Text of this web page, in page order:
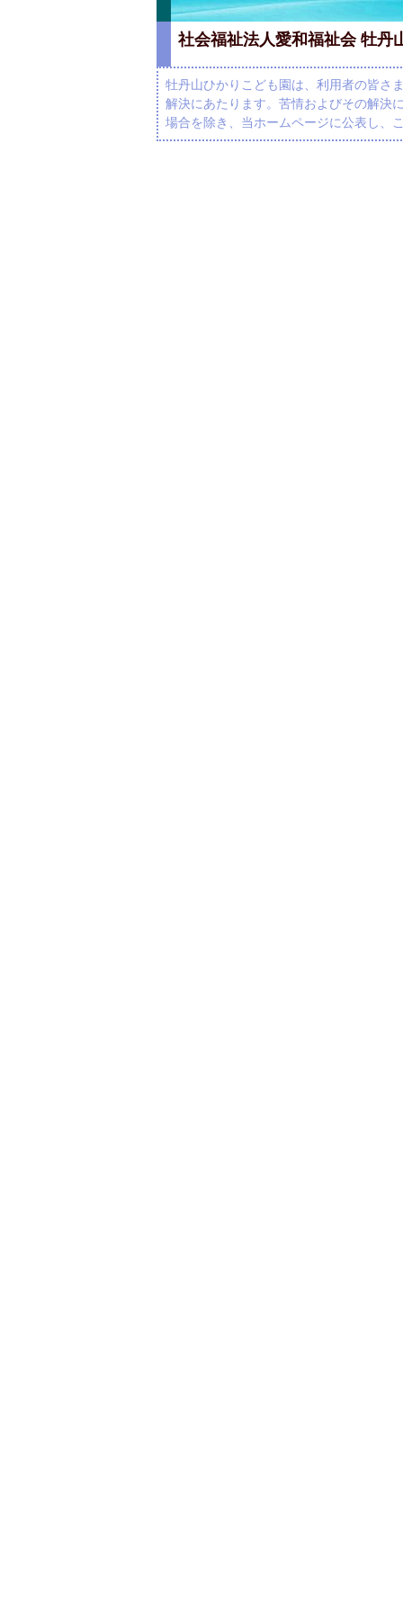
社会福祉法人愛和福祉会 牡
牡丹山ひかりこども園は、利用者の皆さ
解決にあたります。苦情およびその解決
場合を除き、当ホームページに公表し、